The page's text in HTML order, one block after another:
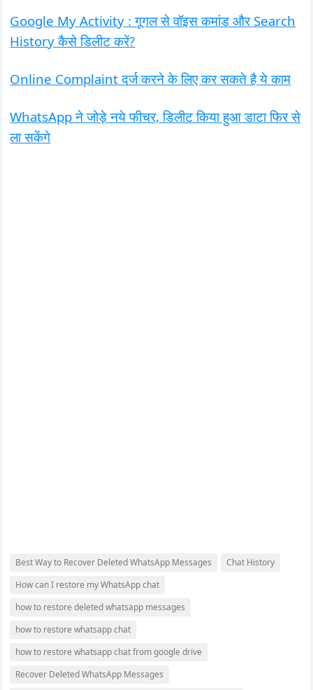
Google My Activity : गूगल से वॉइस कमांड और Search
History कैसे डिलीट करें?
Online Complaint दर्ज करने के लिए कर सकते है ये काम
WhatsApp ने जोड़े नये फीचर, डिलीट किया हुआ डाटा फिर से
ला सकेंगे
Best Way to Recover Deleted WhatsApp Messages
Chat History
How can I restore my WhatsApp chat
how to restore deleted whatsapp messages
how to restore whatsapp chat
how to restore whatsapp chat from google drive
Recover Deleted WhatsApp Messages